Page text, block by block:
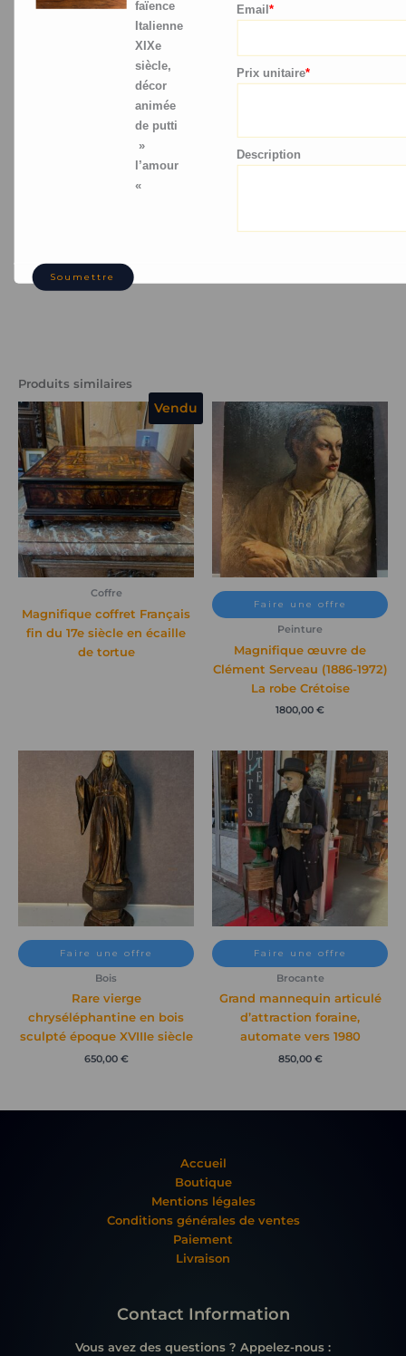
faïence
Italienne
XIXe
siècle,
décor
animée
de putti
»
l’amour
«
Email*
Prix ​​unitaire*
Description
Soumettre
recherche d’une pièce unique et chargée d’histoire.
Elle apportera une touche d’élégance intemporelle à votre
intérieur, tout en rappelant le
faste des salons du XIXe
Vous pouvez me suivre sur mon Instagram en suivant ce lien :
https://www.instagram.com/patrick.boussougant/
abnantiquitesdenormandie.com
Produits similaires
Vendu
Coffre
Magnifique coffret Français
fin du 17e siècle en écaille
de tortue
Faire une offre
Peinture
Magnifique œuvre de
Clément Serveau (1886-1972)
La robe Crétoise
1800,00 €
Faire une offre
Bois
Rare vierge
chryséléphantine en bois
sculpté époque XVIIIe siècle
650,00 €
Faire une offre
Brocante
Grand mannequin articulé
d’attraction foraine,
automate vers 1980
850,00 €
Accueil
Boutique
Mentions légales
Conditions générales de ventes
Paiement
Livraison
Contact Information
Vous avez des questions ? Appelez-nous :